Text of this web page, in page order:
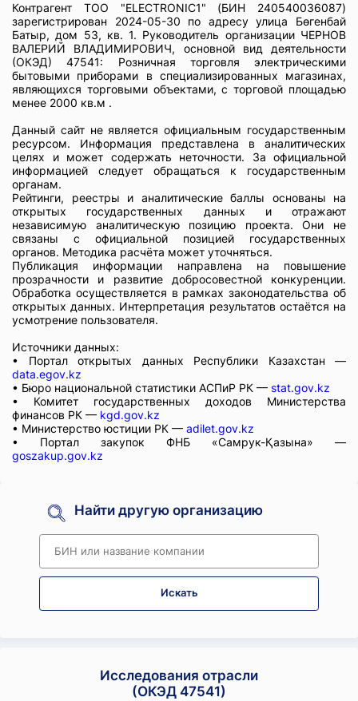
Контрагент ТОО "ELECTRONIC1" (БИН 240540036087)
зарегистрирован 2024-05-30 по адресу улица Бөгенбай
Батыр, дом 53, кв. 1. Руководитель организации ЧЕРНОВ
ВАЛЕРИЙ ВЛАДИМИРОВИЧ, основной вид деятельности
(ОКЭД) 47541: Розничная торговля электрическими
бытовыми приборами в специализированных магазинах,
являющихся торговыми объектами, с торговой площадью
менее 2000 кв.м .
Данный сайт не является официальным государственным
ресурсом. Информация представлена в аналитических
целях и может содержать неточности. За официальной
информацией следует обращаться к государственным
органам.
Рейтинги, реестры и аналитические баллы основаны на
открытых государственных данных и отражают
независимую аналитическую позицию проекта. Они не
связаны с официальной позицией государственных
органов. Методика расчёта может уточняться.
Публикация информации направлена на повышение
прозрачности и развитие добросовестной конкуренции.
Обработка осуществляется в рамках законодательства об
открытых данных. Интерпретация результатов остаётся на
усмотрение пользователя.
Источники данных:
• Портал открытых данных Республики Казахстан —
data.egov.kz
• Бюро национальной статистики АСПиР РК — stat.gov.kz
• Комитет государственных доходов Министерства
финансов РК — kgd.gov.kz
• Министерство юстиции РК — adilet.gov.kz
• Портал закупок ФНБ «Самрук-Қазына» —
goszakup.gov.kz
Найти другую организацию
Искать
Исследования отрасли
(ОКЭД 47541)